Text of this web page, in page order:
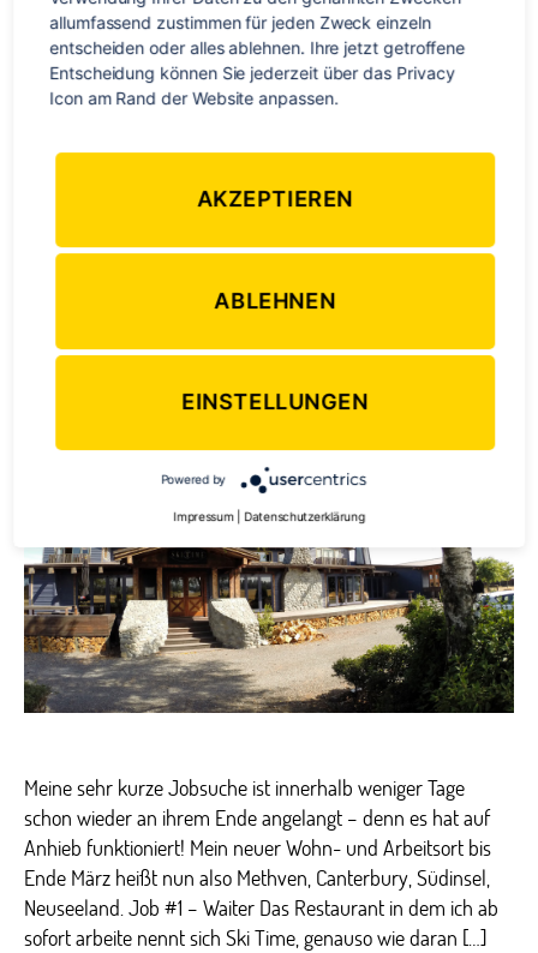
Schlagwörter
Abschied,Arbeiten,Backpacker,Fernweh,Flug ,Jobsuche
Reise,Reiselust,Reisen,Tipps,Work & Travel
Work & Travel in
Neuseeland – Reisen vorbei,
nun geht’s an die Arbeit!
Stephan Braun Veröffentlichungsdatum
23. Februar 2015
nun
an
die
Meine sehr kurze Jobsuche ist innerhalb weniger Tage
schon wieder an ihrem Ende angelangt – denn es hat auf
Anhieb funktioniert! Mein neuer Wohn- und Arbeitsort bis
Ende März heißt nun also Methven, Canterbury, Südinsel,
Neuseeland. Job #1 – Waiter Das Restaurant in dem ich ab
sofort arbeite nennt sich Ski Time, genauso wie daran […]
allumfassend zustimmen für jeden Zweck einzeln
entscheiden oder alles ablehnen. Ihre jetzt getroffene
Entscheidung können Sie jederzeit über das Privacy
Icon am Rand der Website anpassen.
AKZEPTIEREN
ABLEHNEN
EINSTELLUNGEN
Powered by
Impressum Datenschutzerklärung